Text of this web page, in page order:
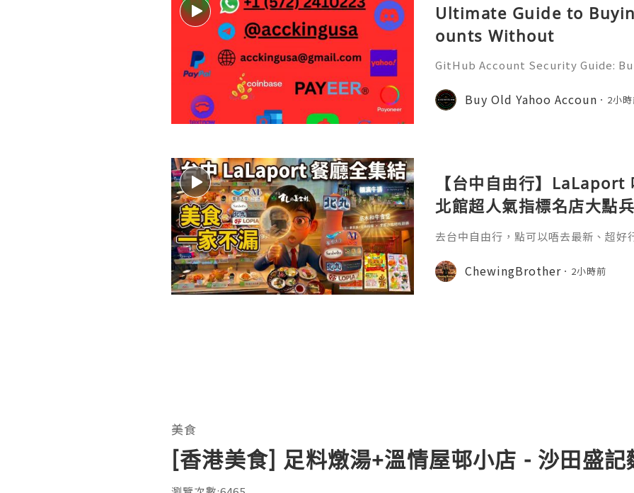
Ultimate Guide to
ounts Without
GitHub Account Security Guide:
d's leading platforms for
ration. Millions of develo
Buy Old Yahoo Accoun 2小
【台中自由行】LaLaport
北館超人氣指標名店大點
送「北丸」職人料理與南
去台中自由行，點可以唔去最新、超
ther（蚯蚓弟弟）同 Chewing Sister
為大家整理出一份最完整、最誠實嘅探
ChewingBrother 2小時前
美食
[香港美食] 足料燉湯+溫情屋邨小店 - 沙田盛記